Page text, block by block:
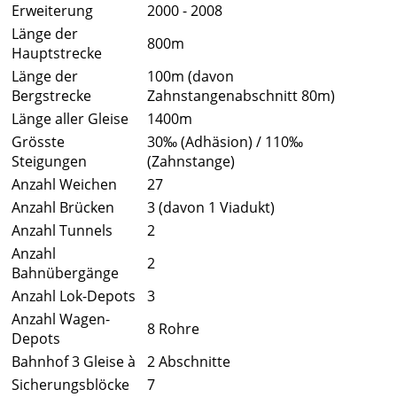
Erweiterung
2000 - 2008
Länge der
Hauptstrecke
800m
Länge der
Bergstrecke
100m (davon
Zahnstangenabschnitt 80m)
Länge aller Gleise
1400m
Grösste
Steigungen
30‰ (Adhäsion) / 110‰
(Zahnstange)
Anzahl Weichen
27
Anzahl Brücken
3 (davon 1 Viadukt)
Anzahl Tunnels
2
Anzahl
Bahnübergänge
2
Anzahl Lok-Depots
3
Anzahl Wagen-
Depots
8 Rohre
Bahnhof 3 Gleise à
2 Abschnitte
Sicherungsblöcke
7